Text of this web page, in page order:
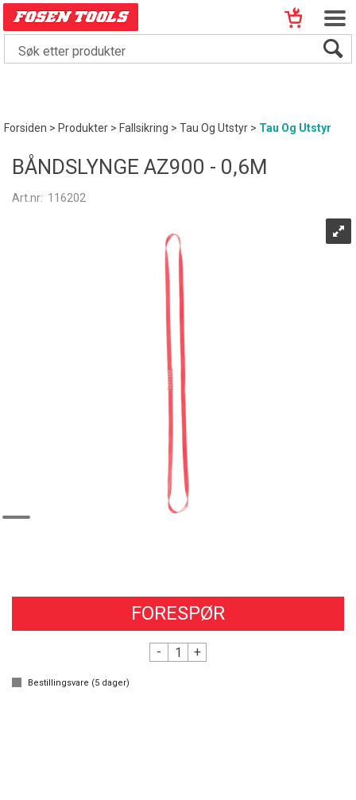
Forsiden>Produkter>Fallsikring>Tau Og Utstyr>Tau Og Utstyr
BÅNDSLYNGE AZ900 - 0,6M
Art.nr: 116202
FORESPØR
- +
Bestillingsvare (5 dager)